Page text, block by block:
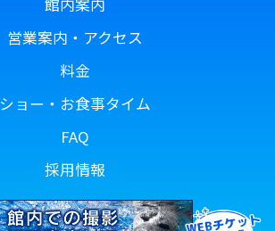
館内案内
営業案内・アクセス
料金
ショー・お食事タイム
FAQ
採用情報